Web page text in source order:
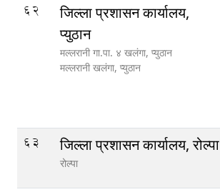
62
जिल्ला प्रशासन कार्यालय,
प्युठान
मल्लरानी गा.पा. ४ खलंगा, प्युठान
मल्लरानी खलंगा, प्युठान
63
जिल्ला प्रशासन कार्यालय, रोल्पा
रोल्पा